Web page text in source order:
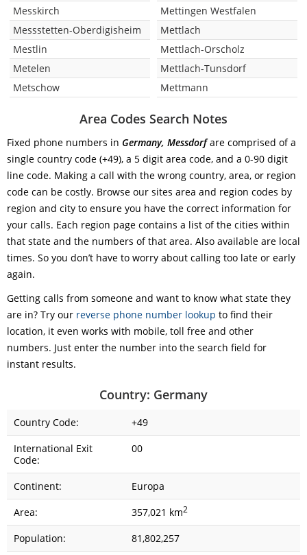
Messkirch
Messstetten-Oberdigisheim
Mestlin
Metelen
Metschow
Mettingen Westfalen
Mettlach
Mettlach-Orscholz
Mettlach-Tunsdorf
Mettmann
Area Codes Search Notes
Fixed phone numbers in Germany, Messdorfare comprised of a
single country code (+49), a 5 digit area code, and a 0-90 digit
line code. Making a call with the wrong country, area, or region
code can be costly. Browse our sites area and region codes by
region and city to ensure you have the correct information for
your calls. Each region page contains a list of the cities within
that state and the numbers of that area. Also available are local
times. So you don’t have to worry about calling too late or early
again.
Getting calls from someone and want to know what state they
are in? Try our reverse phone number lookup to find their
location, it even works with mobile, toll free and other
numbers. Just enter the number into the search field for
instant results.
Country: Germany
Country Code:
+49
International Exit
Code:
00
Continent:
Europa
Area:
357,021 km2
Population:
81,802,257